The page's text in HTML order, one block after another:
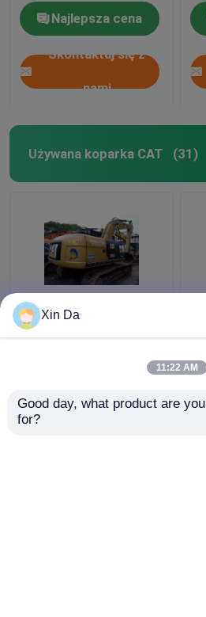
stan
Najlepsza cena
Skontaktuj się z
nami
Używana koparka CAT (31)
Silnik 103kw C6.4Acert
Używana koparka CAT
A
Xin Da
11:22 AM
Good day, what product are
for?